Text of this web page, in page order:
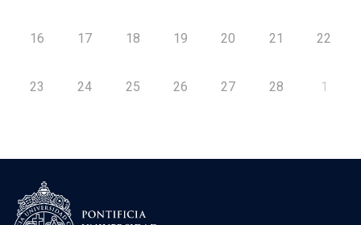
16 17 18 19 20 21 22
23 24 25 26 27 28 1